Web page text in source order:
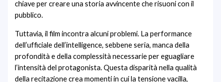
chiave per creare una storia avvincente che risuoni con il
pubblico.
Tuttavia, il film incontra alcuni problemi. La performance
dell’ufficiale dell’intelligence, sebbene seria, manca della
profondità e della complessità necessarie per eguagliare
l’intensità del protagonista. Questa disparità nella qualità
della recitazione crea momenti in cui la tensione vacilla,